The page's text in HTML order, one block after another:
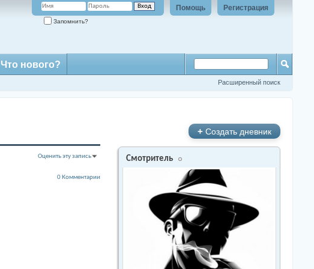
Регистрация
Помощь
Запомнить?
Что нового?
Расширенный поиск
Оценить эту запись
0 Комментарии
+ Создать дневник
Смотритель